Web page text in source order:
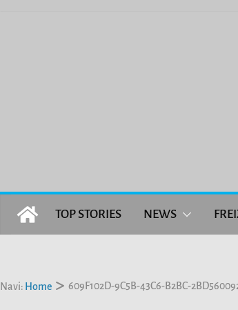
TOP STORIES NEWS
Navi: Home 609F102D-9C5B-43C6-B2BC-